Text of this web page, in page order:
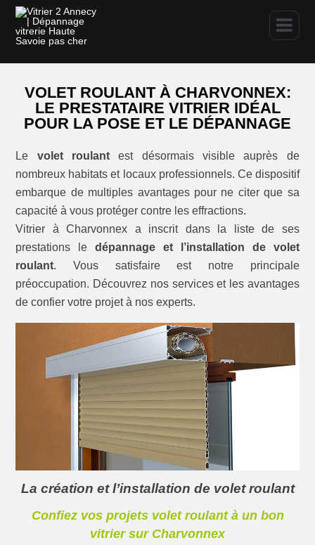
VOLET ROULANT À CHARVONNEX:
LE PRESTATAIRE VITRIER IDÉAL
POUR LA POSE ET LE DÉPANNAGE
Le volet roulant est désormais visible auprès de
nombreux habitats et locaux professionnels. Ce dispositif
embarque de multiples avantages pour ne citer que sa
capacité à vous protéger contre les effractions.
Vitrier à Charvonnex a inscrit dans la liste de ses
prestations ledépannage et l’installation de volet
roulant. Vous satisfaire est notre principale
préoccupation. Découvrez nos services et les avantages
de confier votre projet à nos experts.
La création et l’installation de volet roulant
Confiez vos projets volet roulant à un bon
vitrier sur Charvonnex